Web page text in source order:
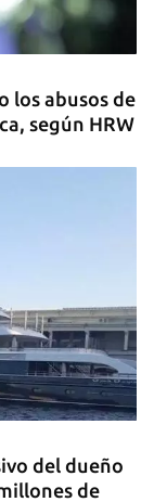
los abusos de
según HRW
del dueño
de